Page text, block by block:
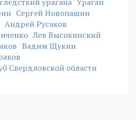
Сергей Новопашин
Андрей Русаков
Лев Высокинский
Вадим Щукин
Свердловской области